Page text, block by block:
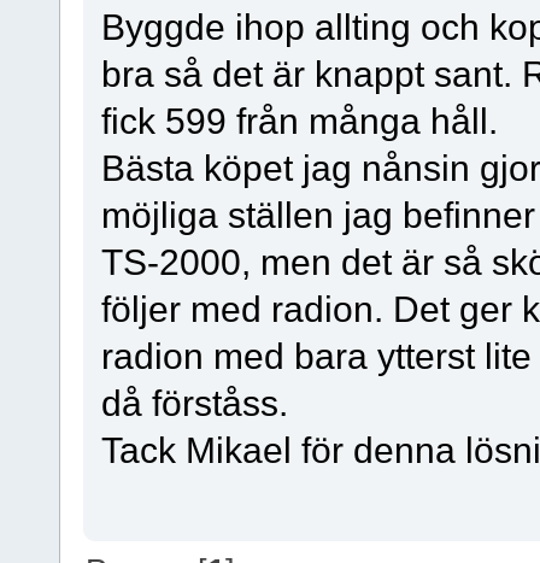
Byggde ihop allting och
bra så det är knappt sant.
fick 599 från många håll.
Bästa köpet jag nånsin
möjliga ställen jag
TS-2000, men det är så
följer med radion. Det ger
radion med bara ytterst
då förståss.
Tack Mikael för denna